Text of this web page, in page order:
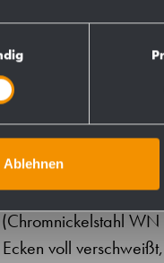
Ablehnen
voll